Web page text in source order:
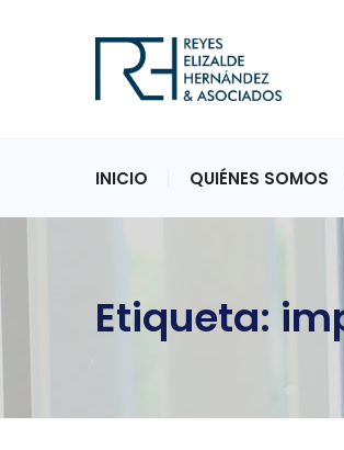
INICIO QUIÉNES SOMOS
Etiqueta: